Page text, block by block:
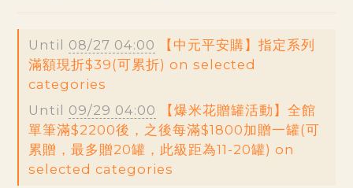
Until 08/27 04:00 【中元平安購】指定系列
滿額現折$39(可累折) on selected
categories
Until 09/29 04:00 【爆米花贈罐活動】全館
單筆滿$2200後，之後每滿$1800加贈一罐(可
累贈，最多贈20罐，此級距為11-20罐) on
selected categories